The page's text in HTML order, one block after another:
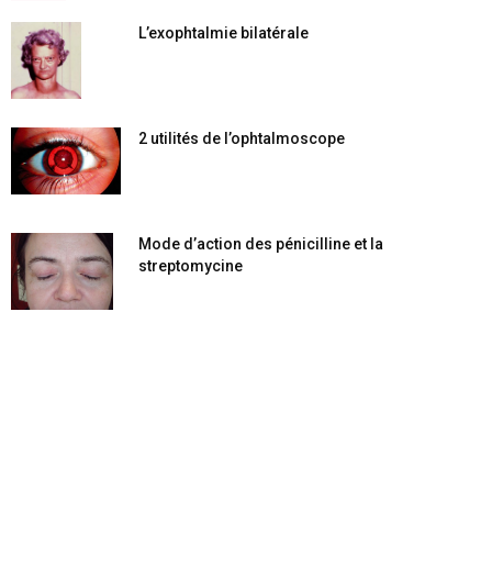
L’exophtalmie bilatérale
2 utilités de l’ophtalmoscope
Mode d’action des pénicilline et la
streptomycine